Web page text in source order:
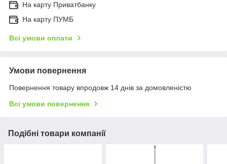
На карту Приватбанку
На карту ПУМБ
Всі умови оплати
Умови повернення
Повернення товару впродовж 14 днів за домовленістю
Всі умови повернення
Подібні товари компанії